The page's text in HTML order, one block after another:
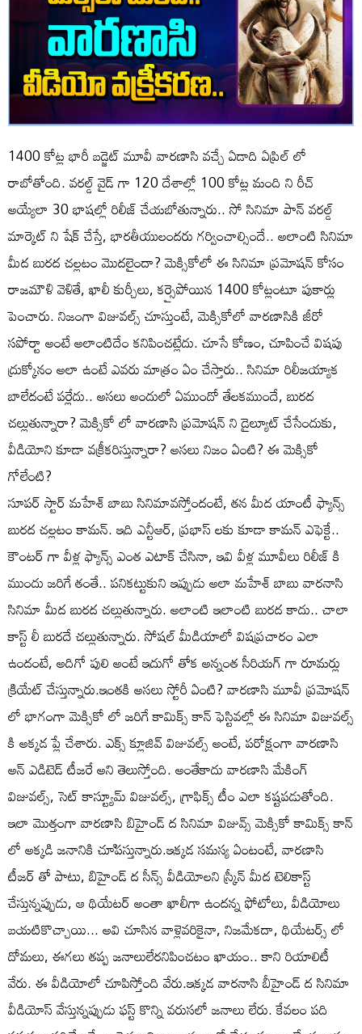
1400 కోట్ల భారీ బడ్జెట్ మూవీ వారణాసి వచ్చే ఏడాది ఏప్రిల్ లో
రాబోతోంది. వరల్డ్ వైడ్ గా 120 దేశాల్లో 100 కోట్ల మంది ని రీచ్
అయ్యేలా 30 భాషల్లో రిలీజ్ చేయబోతున్నారు.. సో సినిమా పాన్ వరల్డ్
మార్కెట్ ని షేక్ చేస్తే, భారతీయులందరు గర్వించాల్సిందే.. అలాంటి సినిమా
మీద బురద చల్లటం మొదలైందా? మెక్సికోలో ఈ సినిమా ప్రమోషన్ కోసం
రాజమౌళి వెళితే, ఖాలీ కుర్చీలు, కర్సైపోయిన 1400 కోట్లంటూ పుకార్లు
పెంచారు. నిజంగా విజువల్స్ చూస్తుంటే, మెక్సికోలో వారణాసికి జీరో
సపోర్టా అంటే అలాంటిదేం కనిపించట్లేదు. చూసే కోణం, చూపించే విషపు
ద్రుక్కోనం అలా ఉంటే ఎవరు మాత్రం ఏం చేస్తారు.. సినిమా రిలీజయ్యాక
బాలేదంటే పర్లేదు.. అసలు అందులో ఏముందో తేలకముందే, బురద
చల్లుతున్నారా? మెక్సికో లో వారణాసి ప్రమోషన్ ని డైల్యూట్ చేసేందుకు,
వీడియోని కూడా వక్రీకరిస్తున్నారా? అసలు నిజం ఏంటి? ఈ మెక్సికో
గోలేంటి?
సూపర్ స్టార్ మహేశ్ బాబు సినిమావస్తోందంటే, తన మీద యాంటీ ఫ్యాన్స్
బురద చల్లటం కామన్. ఇది ఎన్టీఆర్, ప్రభాస్ లకు కూడా కామన్ ఎఫెక్టే..
కౌంటర్ గా వీళ్ల ఫ్యాన్స్ ఎంత ఎటాక్ చేసినా, ఇవి వీళ్ల మూవీలు రిలీజ్ కి
ముందు జరిగే తంతే.. పనికట్టుకుని ఇప్పుడు అలా మహేశ్ బాబు వారనాసి
సినిమా మీద బురద చల్లుతున్నారు. అలాంటి ఇలాంటి బురద కాదు.. చాలా
కాస్ట్ లీ బురదే చల్లుతున్నారు. సోషల్ మీడియాలో విషప్రచారం ఎలా
ఉందంటే, అదిగో పులి అంటే ఇదుగో తోక అన్నంత సీరియగ్ గా రూమర్లు
క్రియేట్ చేస్తున్నారు.ఇంతకి అసలు స్టోరీ ఏంటి? వారణాసి మూవీ ప్రమోషన్
లో భాగంగా మెక్సికో లో జరిగే కామిక్స్ కాన్ ఫెస్టివల్లో ఈ సినిమా విజువల్స్
కి అక్కడ ప్లే చేశారు. ఎక్స్ క్లూజివ్ విజువల్స్ అంటే, పరోక్షంగా వారణాసి
అన్ ఎడిటెడ్ టీజరే అని తెలుస్తోంది. అంతేకాదు వారణాసి మేకింగ్
విజువల్స్, సెట్ కాస్ట్యూమ్ విజువల్స్, గ్రాఫిక్స్ టీం ఎలా కష్టపడుతోంది.
ఇలా మొత్తంగా వారణాసి బిహైండ్ ద సినిమా విజువ్స్ మెక్సికో కామిక్స్ కాన్
లో అక్కడి జనానికి చూిపస్తున్నారు.ఇక్కడ సమస్య ఏంటంటే, వారణాసి
టీజర్ తో పాటు, బిహైండ్ ద సీన్స్ వీడియోలని స్క్రీన్ మీద టెలికాస్ట్
చేస్తున్నప్పుడు, ఆ థియేటర్ అంతా ఖాలీగా ఉందన్న ఫోటోలు, వీడియోలు
బయటికొచ్చాయి... అవి చూసిన వాళ్లెవరికైనా, నిజమేకదా, థియేటర్స్ లో
దోమలు, ఈగలు తప్ప జనాలులేరనిపించటం ఖాయం.. కాని రియాలిటీ
వేరు. ఈ వీడియోలో చూపిస్తోంది వేరు.ఇక్కడ వారనాసి బీహైండ్ ద సినిమా
వీడియోస్ వేస్తున్నప్పుడు ఫస్ట్ కొన్ని వరుసలో జనాలు లేరు. కేవలం పది